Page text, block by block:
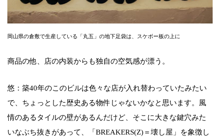
岡山県の倉敷で生産している「丸五」の地下足袋は、スケボー板の上に
商品の他、店の内装からも独自の空気感が漂う。
悠：築40年のこのビルは色々な店が入れ替わっていたみたい
で、ちょっとした歴史ある物件じゃないかなと思います。風
情のあるタイルの壁があるんだけど、そこに大きな鍵穴みた
いなぶち抜きがあって、「BREAKERS(Z)＝壊し屋」を象徴し